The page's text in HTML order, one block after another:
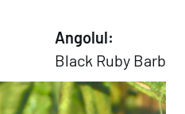
Angolul:
Black Ruby Barb